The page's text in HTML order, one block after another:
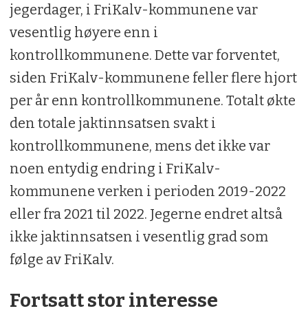
jegerdager, i FriKalv-kommunene var
vesentlig høyere enn i
kontrollkommunene. Dette var forventet,
siden FriKalv-kommunene feller flere hjort
per år enn kontrollkommunene. Totalt økte
den totale jaktinnsatsen svakt i
kontrollkommunene, mens det ikke var
noen entydig endring i FriKalv-
kommunene verken i perioden 2019-2022
eller fra 2021 til 2022. Jegerne endret altså
ikke jaktinnsatsen i vesentlig grad som
følge av FriKalv.
Fortsatt stor interesse